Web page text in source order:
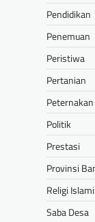
Pendidikan
Penemuan
Peristiwa
Pertanian
Peternakan
Politik
Prestasi
Provinsi
Religi Islami
Saba Desa